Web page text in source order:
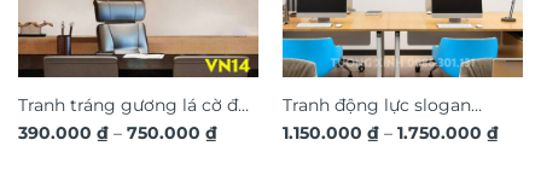
Tranh tráng gương lá cờ đỏ
sao vàng Việt Nam VN14
390.000 ₫ – 750.000 ₫Khoảng
Tranh động lực slogan
truyền cảm hứng trang trí
1.150.000 ₫ – 1.750.000 ₫